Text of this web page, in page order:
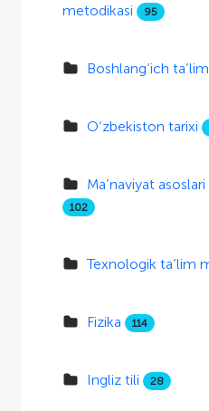
metodikasi
95
Boshlang‘ich
O‘zbekiston tarixi
Ma’naviyat
102
Texnologik ta’lim
Fizika 114
Ingliz tili 28